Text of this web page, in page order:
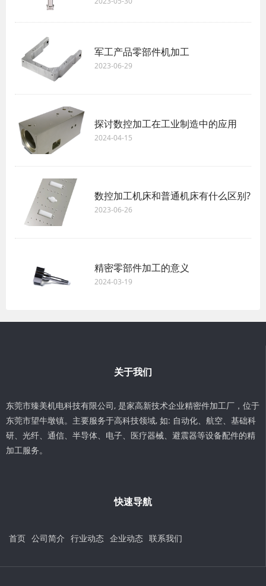
军工产品零部件机加工
2023-06-29
探讨数控加工在工业制造中的应用
2024-04-15
数控加工机床和普通机床有什么区别?
2023-06-26
精密零部件加工的意义
2024-03-19
关于我们
东莞市臻美机电科技有限公司, 是家高新技术企业精密件加工厂，位于
东莞市望牛墩镇。主要服务于高科技领域, 如: 自动化、航空、基础科
研、光纤、通信、半导体、电子、医疗器械、避震器等设备配件的精
加工服务。
快速导航
首页 公司简介 行业动态 企业动态 联系我们